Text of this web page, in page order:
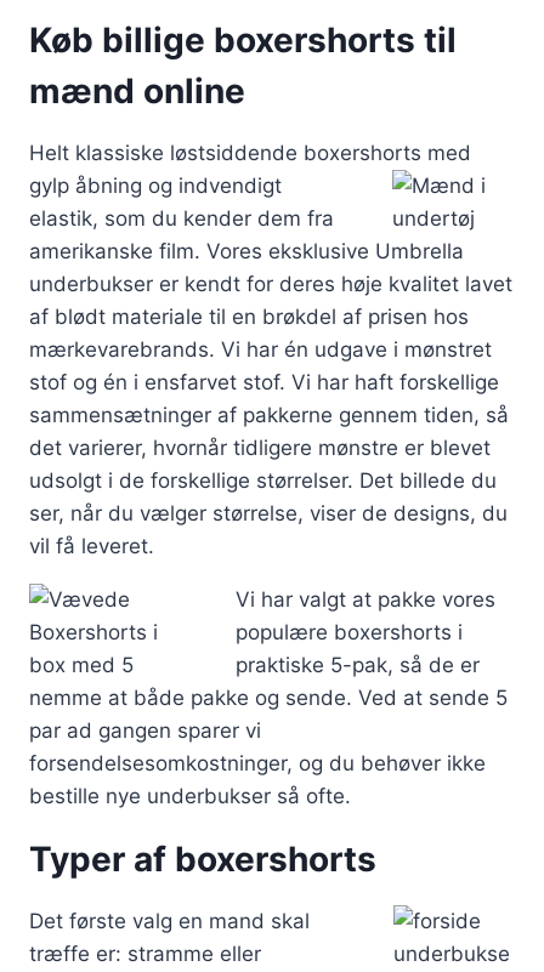
Køb billige boxershorts til
mænd online
Helt klassiske løstsiddende boxershorts med
gylp åbning og indvendigt
elastik, som du kender dem fra
amerikanske film. Vores eksklusive Umbrella
underbukser er kendt for deres høje kvalitet lavet
af blødt materiale til en brøkdel af prisen hos
mærkevarebrands. Vi har én udgave i mønstret
stof og én i ensfarvet stof. Vi har haft forskellige
sammensætninger af pakkerne gennem tiden, så
det varierer, hvornår tidligere mønstre er blevet
udsolgt i de forskellige størrelser. Det billede du
ser, når du vælger størrelse, viser de designs, du
vil få leveret.
Vi har valgt at pakke vores
populære boxershorts i
praktiske 5-pak, så de er
nemme at både pakke og sende. Ved at sende 5
par ad gangen sparer vi
forsendelsesomkostninger, og du behøver ikke
bestille nye underbukser så ofte.
Typer af boxershorts
Det første valg en mand skal
træffe er: stramme eller